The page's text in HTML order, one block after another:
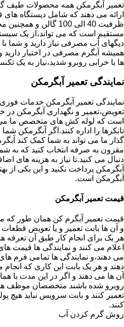
تعمیر آبگرمکن همه محصولات طیف
ارائه می دهند که شامل دیستگاه
ظرفیت 40 الی 100 گالن
مستقیم است که می تواند،از یک
همیشه آبگرم مصرفی در اختیار
ها با خرابی روبرو شدید،نیاز به یک
نمایندگی تعمیر آبگرمکن
نمایندگی تعمیر آبگرمکن خدمات
تعویض،تعمیر و نگهداری آبگرمکن در
است که لوله کش های متخصص ما می
تانکرها را اداره کنند.اگر آبگرمکن
گذار ما می تواند به شما کمک کند
مقرون به صرفه انتخاب کنید که به
دنبال می کنید.تا نیاز به هزینه های
آبگرمکن پرداخت نکنید و این یکی از
آبگرمکن است.
قیمت تعمیر آبگرمکن
قیمت تعمیر آبگرم کن همان طور که
و آن ها بابت تعمیر و یا تعویض
هر یک برای انجام کار طبق آن تعرفه
اعلام می کنند و نمایندگی ها قیمت
می دهند،و نمایندگی ها تمامی فرم
دهند و هر یک بابت این کاری که
آن ها می دهند و اگر در این مدت با
روبرو شده باشند متخصصان موظف
تعمیر کنند و بابت سرویس نباید هیچ
کنند.
روش گرم کردن آب